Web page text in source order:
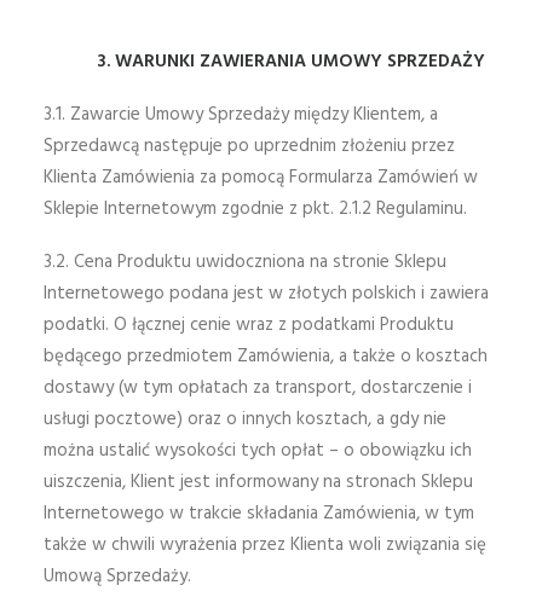
3. WARUNKI ZAWIERANIA UMOWY SPRZEDAŻY
3.1. Zawarcie Umowy Sprzedaży między Klientem, a
Sprzedawcą następuje po uprzednim złożeniu przez
Klienta Zamówienia za pomocą Formularza Zamówień w
Sklepie Internetowym zgodnie z pkt. 2.1.2 Regulaminu.
3.2. Cena Produktu uwidoczniona na stronie Sklepu
Internetowego podana jest w złotych polskich i zawiera
podatki. O łącznej cenie wraz z podatkami Produktu
będącego przedmiotem Zamówienia, a także o kosztach
dostawy (w tym opłatach za transport, dostarczenie i
usługi pocztowe) oraz o innych kosztach, a gdy nie
można ustalić wysokości tych opłat – o obowiązku ich
uiszczenia, Klient jest informowany na stronach Sklepu
Internetowego w trakcie składania Zamówienia, w tym
także w chwili wyrażenia przez Klienta woli związania się
Umową Sprzedaży.